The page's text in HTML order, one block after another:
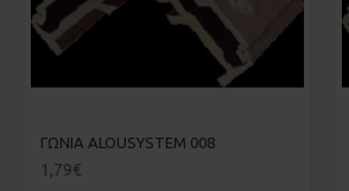
ΓΩΝΙΑ ALOUSYSTEM 008
1,79€